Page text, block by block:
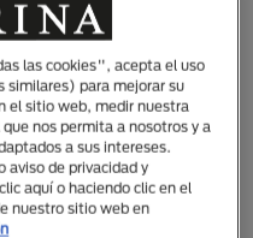
la realidad
. Cuando se trata de
están
para
las cookies", acepta el uso
similares) para mejorar su
el sitio web, medir nuestra
nos permita a nosotros y a
a sus intereses.
aviso de privacidad y
aquí o haciendo clic en el
nuestro sitio web en